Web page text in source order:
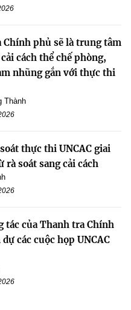
Chính phủ sẽ là trung tâm
cách thể chế phòng,
nhũng gắn với thực thi
Thành
thực thi UNCAC giai
rà soát sang cải cách
tác của Thanh tra Chính
các cuộc họp UNCAC